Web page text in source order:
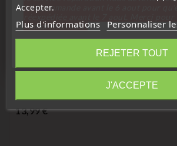
Resistance Commande De Chauffage
Compatible Ford Seat VW 701959263
13,99 €Prix
Accepter.
Plus d'informations Personnaliser
REJETER TOUT
J'ACCEPTE
télécommande avant le 6 aout pour
compréhension»
Fermer
Information